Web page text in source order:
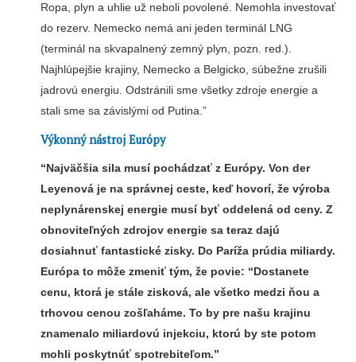
Ropa, plyn a uhlie už neboli povolené. Nemohla investovať
do rezerv. Nemecko nemá ani jeden terminál LNG
(terminál na skvapalnený zemný plyn, pozn. red.).
Najhlúpejšie krajiny, Nemecko a Belgicko, súbežne zrušili
jadrovú energiu. Odstránili sme všetky zdroje energie a
stali sme sa závislými od Putina.”
Výkonný nástroj Európy
“Najväčšia sila musí pochádzať z Európy. Von der
Leyenová je na správnej ceste, keď hovorí, že výroba
neplynárenskej energie musí byť oddelená od ceny. Z
obnoviteľných zdrojov energie sa teraz dajú
dosiahnuť fantastické zisky. Do Paríža prúdia miliardy.
Európa to môže zmeniť tým, že povie: “Dostanete
cenu, ktorá je stále zisková, ale všetko medzi ňou a
trhovou cenou zošľaháme. To by pre našu krajinu
znamenalo miliardovú injekciu, ktorú by ste potom
mohli poskytnúť spotrebiteľom.”